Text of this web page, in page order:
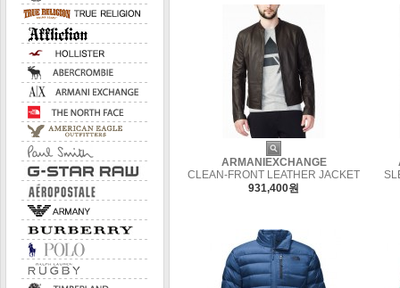
ARMANIEXCHANGE
CLEAN-FRONT LEATHER JACKET
931,400원